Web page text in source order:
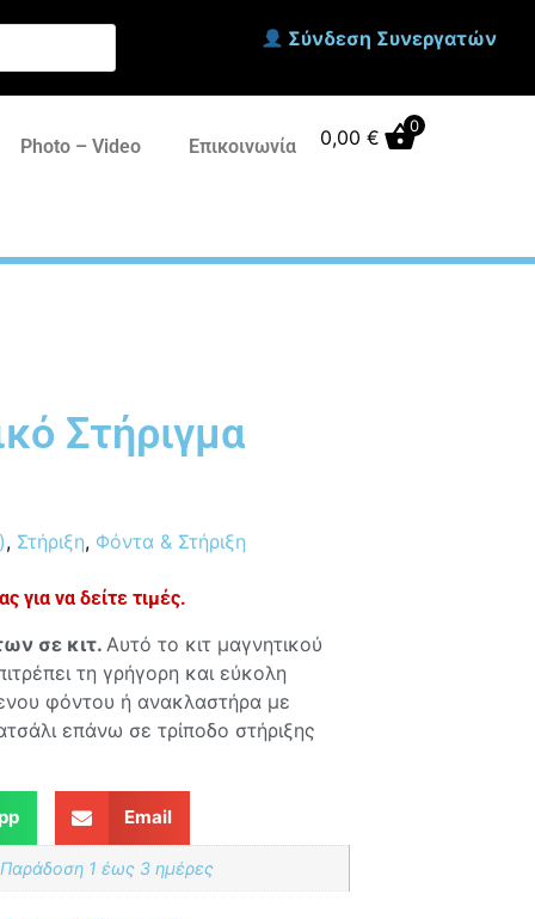
Σύνδεση Συνεργατών
Photo – Video Επικοινωνία 0,00 € 0
Στήριγμα
, Στήριξη, Φόντα & Στήριξη
για να δείτε τιμές.
σε κιτ. Αυτό το κιτ μαγνητικού
τη γρήγορη και εύκολη
φόντου ή ανακλαστήρα με
επάνω σε τρίποδο στήριξης
Email
1 έως 3 ημέρες